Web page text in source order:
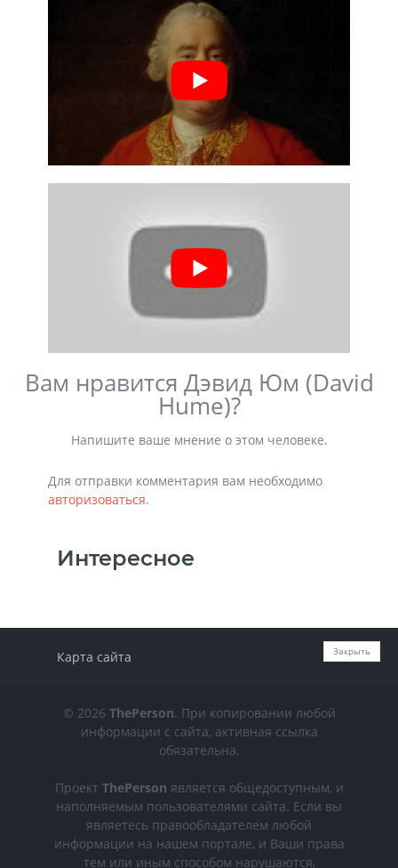
Вам нравится Дэвид Юм (David
Hume)?
Напишите ваше мнение о этом человеке.
Для отправки комментария вам необходимо
авторизоваться.
Интересное
Карта сайта
© 2026 ThePerson. При копировании любой
информации с сайта, активная ссылка
обязательна.
Проект ThePerson является общедоступным, и
наполняемым пользователями сайта. Если вы
являетесь правообладателем любой
информации на нашем портале, и Ваши права
тем или иным способом нарушаются,
Закрыть